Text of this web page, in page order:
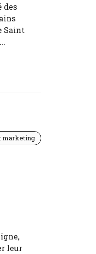
des
Saint
marketing
leur